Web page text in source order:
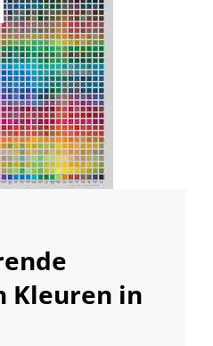
Kleuren in